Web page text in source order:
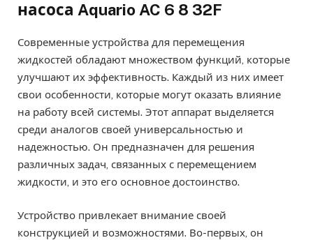
насоса Aquario AC 6 8 32F
Современные устройства для перемещения
жидкостей обладают множеством функций, которые
улучшают их эффективность. Каждый из них имеет
свои особенности, которые могут оказать влияние
на работу всей системы. Этот аппарат выделяется
среди аналогов своей универсальностью и
надежностью. Он предназначен для решения
различных задач, связанных с перемещением
жидкости, и это его основное достоинство.
Устройство привлекает внимание своей
конструкцией и возможностями. Во-первых, он